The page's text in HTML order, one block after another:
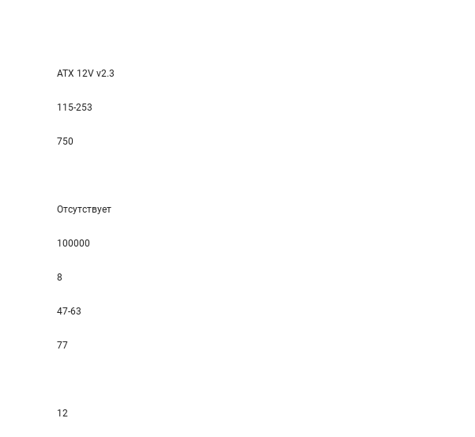
ATX 12V v2.3
115-253
750
Отсутствует
100000
8
47-63
77
12